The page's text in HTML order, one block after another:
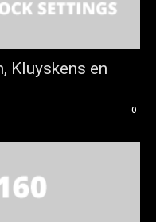
Kluyskens en
0